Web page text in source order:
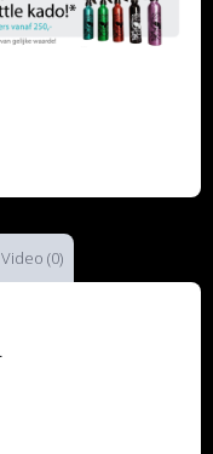
Video (0)